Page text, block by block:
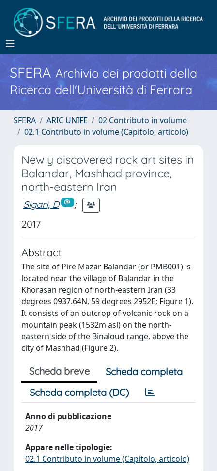
SFERA Archivio dei prodotti della
Ricerca dell'Università di Ferrara
SFERA ARIC UNIFE
02 Contributo in volume
02.1 Contributo in volume (Capitolo, articolo)
Newly discovered rock art sites in
Balandar, Mashhad province,
north-eastern Iran
Sigari, D
;
2017
Abstract
The site of Pire Mazar Balandar (or PMB001) is
located near the village of Balandar in the
Khorasan region of north-eastern Iran (33
degrees 0937.64N, 59 degrees 2952E; Figure 1).
It consists of an outcrop of volcanic rock on a
mountain peak (1532m asl) on the north-
eastern side of the Binaloud range, above the
city of Mashhad (Figure 2).
Scheda breve
Scheda completa
Scheda completa (DC)
Anno di pubblicazione
2017
Appare nelle tipologie:
02.1 Contributo in volume (Capitolo, articolo)